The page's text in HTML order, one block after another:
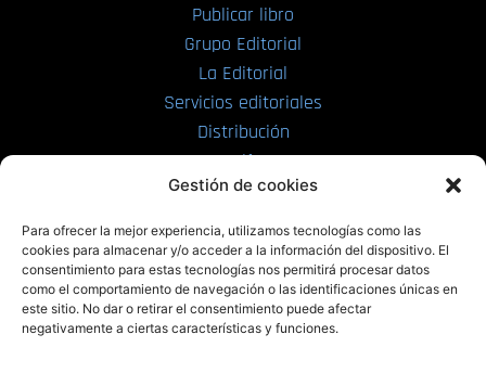
Gestión de cookies
Para ofrecer la mejor experiencia, utilizamos tecnologías como las
cookies para almacenar y/o acceder a la información del dispositivo. El
consentimiento para estas tecnologías nos permitirá procesar datos
como el comportamiento de navegación o las identificaciones únicas en
este sitio. No dar o retirar el consentimiento puede afectar
negativamente a ciertas características y funciones.
Publicar libro
Grupo Editorial
La Editorial
Servicios editoriales
Distribución
Tarifas
Enviar manuscrito
PRL | Media
PRL | Films
PRL | Play